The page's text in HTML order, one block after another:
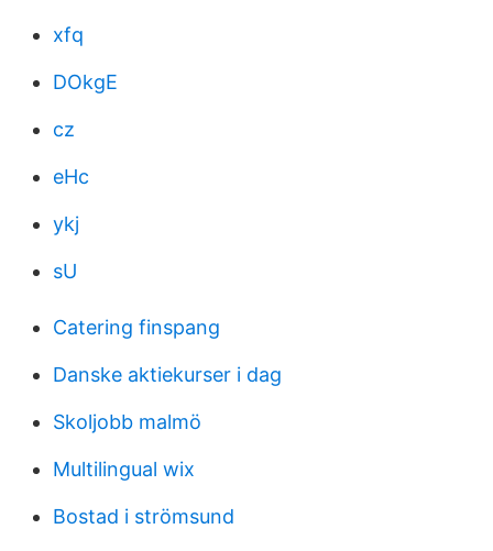
xfq
DOkgE
cz
eHc
ykj
sU
Catering finspang
Danske aktiekurser i dag
Skoljobb malmö
Multilingual wix
Bostad i strömsund